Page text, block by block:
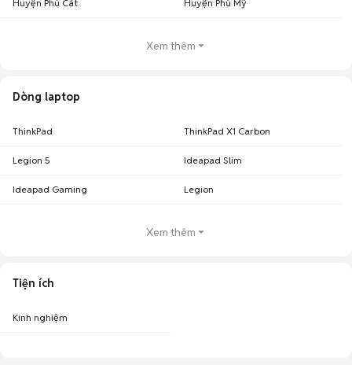
Huyện Phù Cát Huyện Phù Mỹ
Xem thêm
Dòng laptop
ThinkPad ThinkPad X1 Carbon
Legion 5 Ideapad Slim
Ideapad Gaming Legion
Xem thêm
Tiện ích
Kinh nghiệm